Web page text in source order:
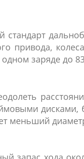
стандарт
привода,
заряде до
дисками,
меньший